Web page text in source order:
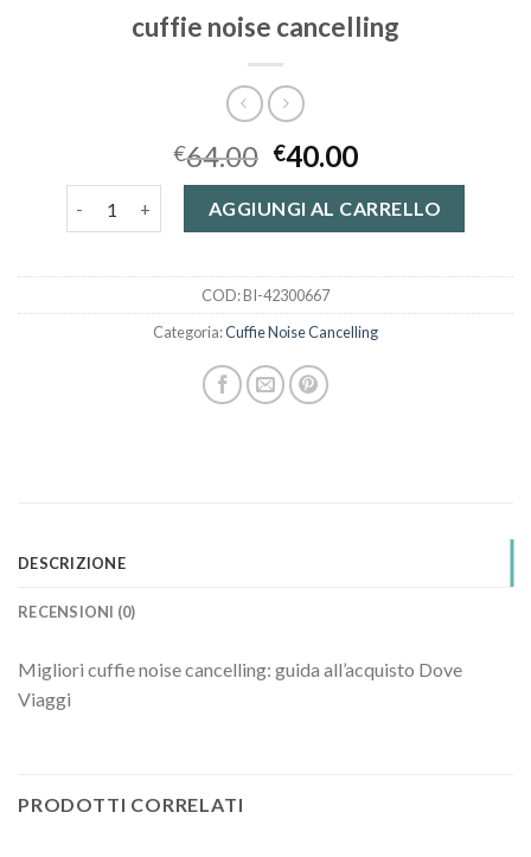
cuffie noise cancelling
€64.00 €40.00
AGGIUNGI AL CARRELLO
COD:BI-42300667
Categoria:Cuffie Noise Cancelling
DESCRIZIONE
RECENSIONI (0)
Migliori cuffie noise cancelling: guida all’acquisto Dove
Viaggi
PRODOTTI CORRELATI